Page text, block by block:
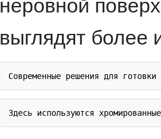
неровной
выглядят более